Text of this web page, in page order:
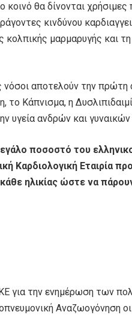
κοινό θα δίνονται
κινδύνου
κολπικής μαρμαρυγής και
αποτελούν την πρώτη
Κάπνισμα, η
υγεία ανδρών και γυναικών
ποσοστό του
Καρδιολογική Εταιρία
ηλικίας ώστε να
για την ενημέρωση των
Αναζωογόνηση